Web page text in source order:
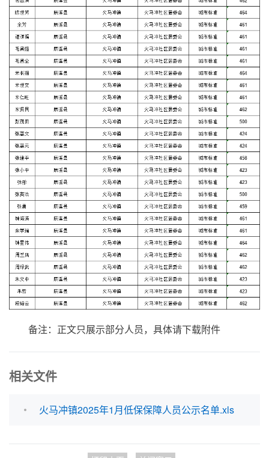
备注：正文只展示部分人员，具体请下载附件
相关文件
火马冲镇2025年1月低保保障人员公示名单.xls